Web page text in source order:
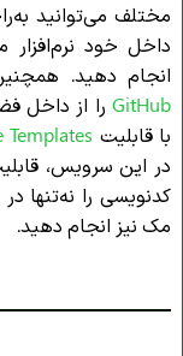
مختلف می‌توانید
داخل خود
انجام دهید.
GitHub را از داخل
با قابلیت Templates
در این سرویس،
کدنویسی را نه‌تنها
مک نیز انجام دهید.